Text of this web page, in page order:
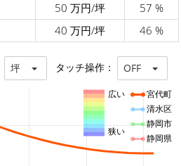
50 万円/坪
57 %
40 万円/坪 46 %
坪 タッチ操作： OFF
宮代町
清水区
静岡市
静岡県
広い
狭い